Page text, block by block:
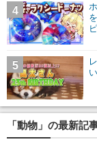
4
5
「動物」の最新記